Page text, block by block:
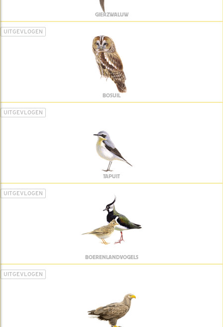
GIERZWALUW
UITGEVLOGEN
BOSUIL
UITGEVLOGEN
TAPUIT
UITGEVLOGEN
BOERENLANDVOGELS
UITGEVLOGEN